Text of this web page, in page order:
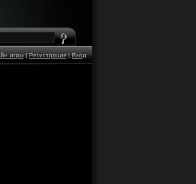
игры|Регистрация|Вход